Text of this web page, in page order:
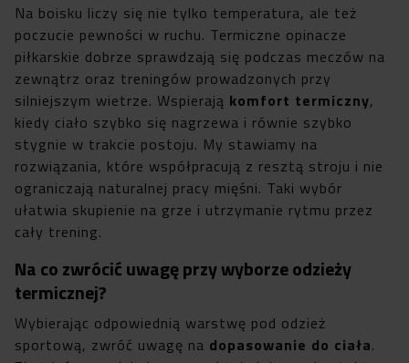
Na boisku liczy się nie tylko temperatura, ale też
poczucie pewności w ruchu. Termiczne opinacze
piłkarskie dobrze sprawdzają się podczas meczów na
zewnątrz oraz treningów prowadzonych przy
silniejszym wietrze. Wspierają komfort termiczny,
kiedy ciało szybko się nagrzewa i równie szybko
stygnie w trakcie postoju. My stawiamy na
rozwiązania, które współpracują z resztą stroju i nie
ograniczają naturalnej pracy mięśni. Taki wybór
ułatwia skupienie na grze i utrzymanie rytmu przez
cały trening.
Na co zwrócić uwagę przy wyborze odzieży
termicznej?
Wybierając odpowiednią warstwę pod odzież
sportową, zwróć uwagę na dopasowanie do ciała.